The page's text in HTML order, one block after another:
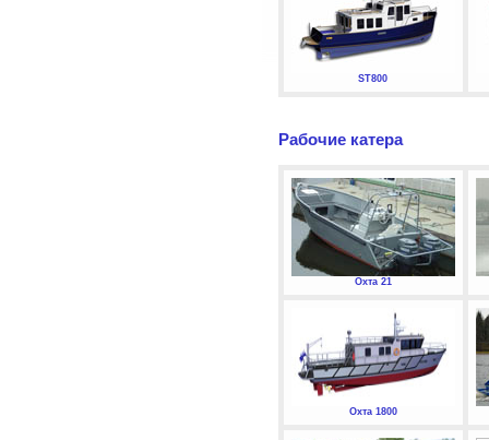
ST800
Рабочие катера
Охта 21
Охта 1800